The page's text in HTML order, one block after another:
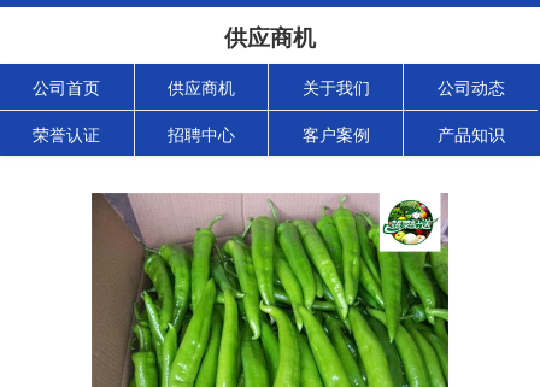
供应商机
公司首页 供应商机 关于我们 公司动态
荣誉认证 招聘中心 客户案例 产品知识